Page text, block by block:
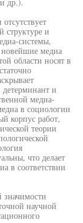
структуре и
системы,
медиа
области носят в
и
медиа-
в социологии
корпус работ,
теории
что делает
в соответствии
значимости
научной